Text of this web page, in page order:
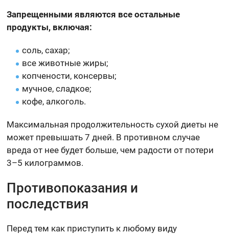
Запрещенными являются все остальные
продукты, включая:
соль, сахар;
все животные жиры;
копчености, консервы;
мучное, сладкое;
кофе, алкоголь.
Максимальная продолжительность сухой диеты не
может превышать 7 дней. В противном случае
вреда от нее будет больше, чем радости от потери
3–5 килограммов.
Противопоказания и
последствия
Перед тем как приступить к любому виду